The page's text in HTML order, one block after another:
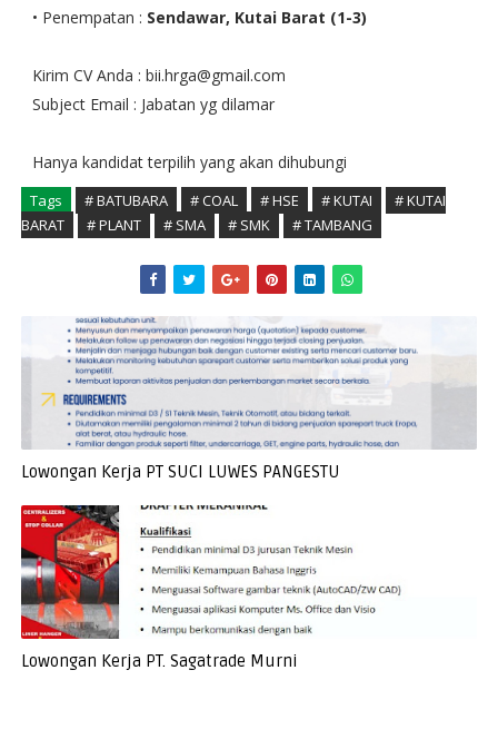
• Penempatan : Sendawar, Kutai Barat (1-3)
Kirim CV Anda : bii.hrga@gmail.com
Subject Email : Jabatan yg dilamar
Hanya kandidat terpilih yang akan dihubungi
Tags # BATUBARA # COAL # HSE # KUTAI
# KUTAI
BARAT
# PLANT # SMA # SMK # TAMBANG
Lowongan Kerja PT SUCI LUWES PANGESTU
Lowongan Kerja PT. Sagatrade Murni